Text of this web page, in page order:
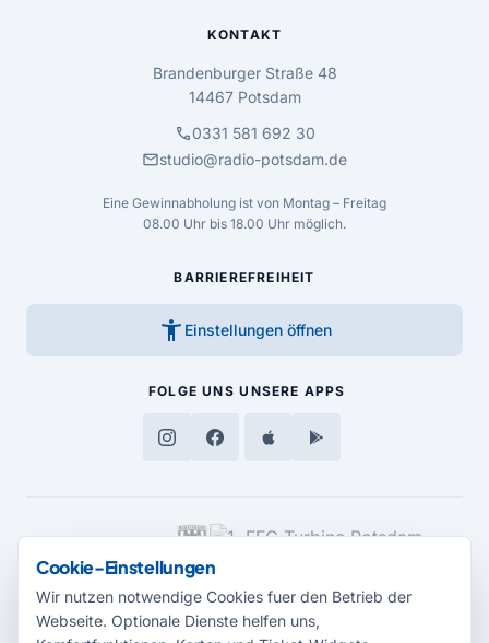
KONTAKT
Brandenburger Straße 48
14467 Potsdam
call0331 581 692 30
mailstudio@radio-potsdam.de
Eine Gewinnabholung ist von Montag – Freitag
08.00 Uhr bis 18.00 Uhr möglich.
BARRIEREFREIHEIT
accessibility_new Einstellungen öffnen
FOLGE UNS UNSERE APPS
MEDIENPARTNER
Cookie-Einstellungen
Wir nutzen notwendige Cookies fuer den Betrieb der
Webseite. Optionale Dienste helfen uns,